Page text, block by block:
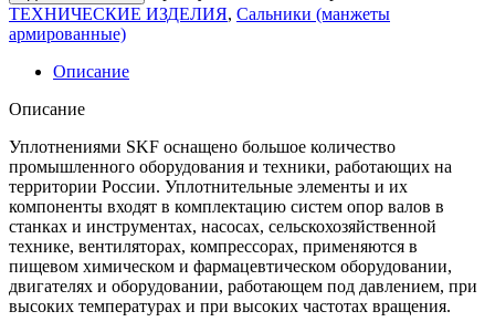
ТЕХНИЧЕСКИЕ ИЗДЕЛИЯ, Сальники (манжеты
армированные)
Описание
Описание
Уплотнениями SKF оснащено большое количество
промышленного оборудования и техники, работающих на
территории России. Уплотнительные элементы и их
компоненты входят в комплектацию систем опор валов в
станках и инструментах, насосах, сельскохозяйственной
технике, вентиляторах, компрессорах, применяются в
пищевом химическом и фармацевтическом оборудовании,
двигателях и оборудовании, работающем под давлением, при
высоких температурах и при высоких частотах вращения.